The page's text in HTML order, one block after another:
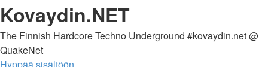
Kovaydin.NET
The Finnish Hardcore Techno Underground #kovaydin.net @
QuakeNet